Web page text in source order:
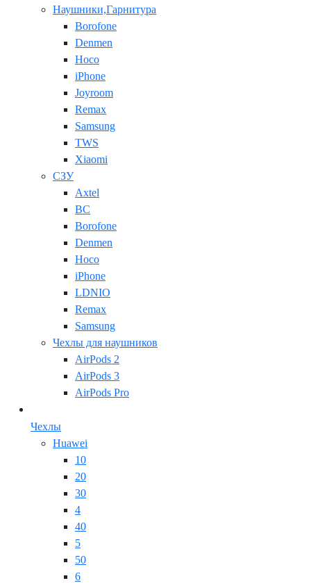
Наушники,Гарнитура
Borofone
Denmen
Hoco
iPhone
Joyroom
Remax
Samsung
TWS
Xiaomi
СЗУ
Axtel
BC
Borofone
Denmen
Hoco
iPhone
LDNIO
Remax
Samsung
Чехлы для наушников
AirPods 2
AirPods 3
AirPods Pro
Чехлы
Huawei
10
20
30
4
40
5
50
6